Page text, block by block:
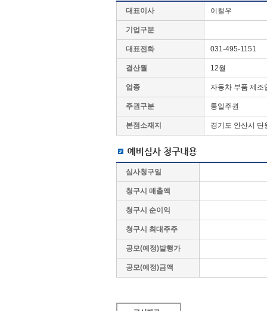
대표이사 이철우
기업구분
대표전화 031-495-1151
결산월 12월
업종 자동차 부품 제조
주권구분 통일주권
본점소재지 경기도 안산시 단
심사청구일
청구시 매출액
청구시 순이익
청구시 최대주주
공모(예정)발행가
공모(예정)금액